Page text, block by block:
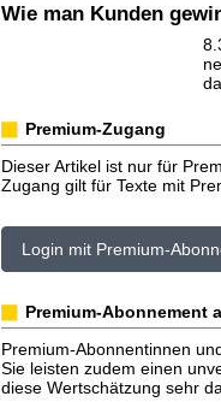
Wie man Kunden
Premium-Zugang
Dieser Artikel ist nur für
Zugang gilt für Texte mit
Login mit Premium-
Premium-Abonnement
Premium-Abonnentinnen
Sie leisten zudem einen
diese Wertschätzung sehr